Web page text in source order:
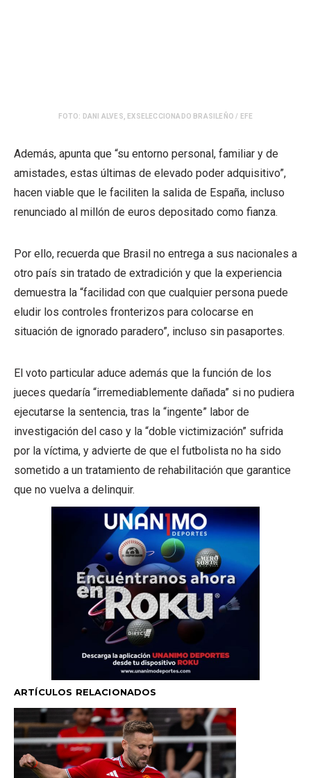
FOTO: DANI ALVES, EXSELECCIONADO BRASILEÑO / EFE
Además, apunta que “su entorno personal, familiar y de
amistades, estas últimas de elevado poder adquisitivo”,
hacen viable que le faciliten la salida de España, incluso
renunciado al millón de euros depositado como fianza.
Por ello, recuerda que Brasil no entrega a sus nacionales a
otro país sin tratado de extradición y que la experiencia
demuestra la “facilidad con que cualquier persona puede
eludir los controles fronterizos para colocarse en
situación de ignorado paradero”, incluso sin pasaportes.
El voto particular aduce además que la función de los
jueces quedaría “irremediablemente dañada” si no pudiera
ejecutarse la sentencia, tras la “ingente” labor de
investigación del caso y la “doble victimización” sufrida
por la víctima, y advierte de que el futbolista no ha sido
sometido a un tratamiento de rehabilitación que garantice
que no vuelva a delinquir.
ARTÍCULOS RELACIONADOS